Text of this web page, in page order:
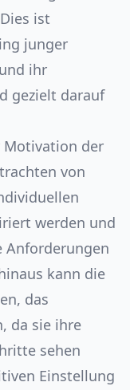
ist
junger
ihr
gezielt darauf
Motivation der
von
werden und
Anforderungen
kann die
das
da sie ihre
sehen
Einstellung